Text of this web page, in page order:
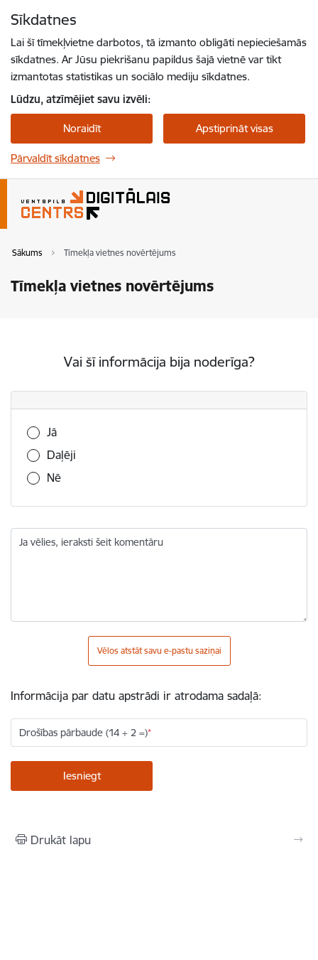
Sīkdatnes
Lai šī tīmekļvietne darbotos, tā izmanto obligāti nepieciešamās
sīkdatnes. Ar Jūsu piekrišanu papildus šajā vietnē var tikt
izmantotas statistikas un sociālo mediju sīkdatnes.
Lūdzu, atzīmējiet savu izvēli:
Noraidīt Apstiprināt visas
Pārvaldīt sīkdatnes
Sākums Tīmekļa vietnes novērtējums
Tīmekļa vietnes novērtējums
Vai šī informācija bija noderīga?
Vai šī informācija bija noderīga?
Jā
Daļēji
Nē
Ja vēlies, ieraksti šeit komentāru
Vēlos atstāt savu e-pastu saziņai
Informācija par datu apstrādi ir atrodama sadaļā:
Drošības pārbaude (14 + 2 =)
Drukāt lapu